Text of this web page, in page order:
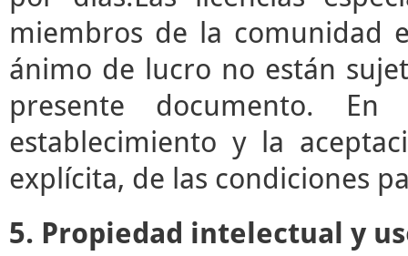
miembros de la comunidad
ánimo de lucro no están
presente documento.
establecimiento y la
explícita, de las condiciones
5. Propiedad intelectual y